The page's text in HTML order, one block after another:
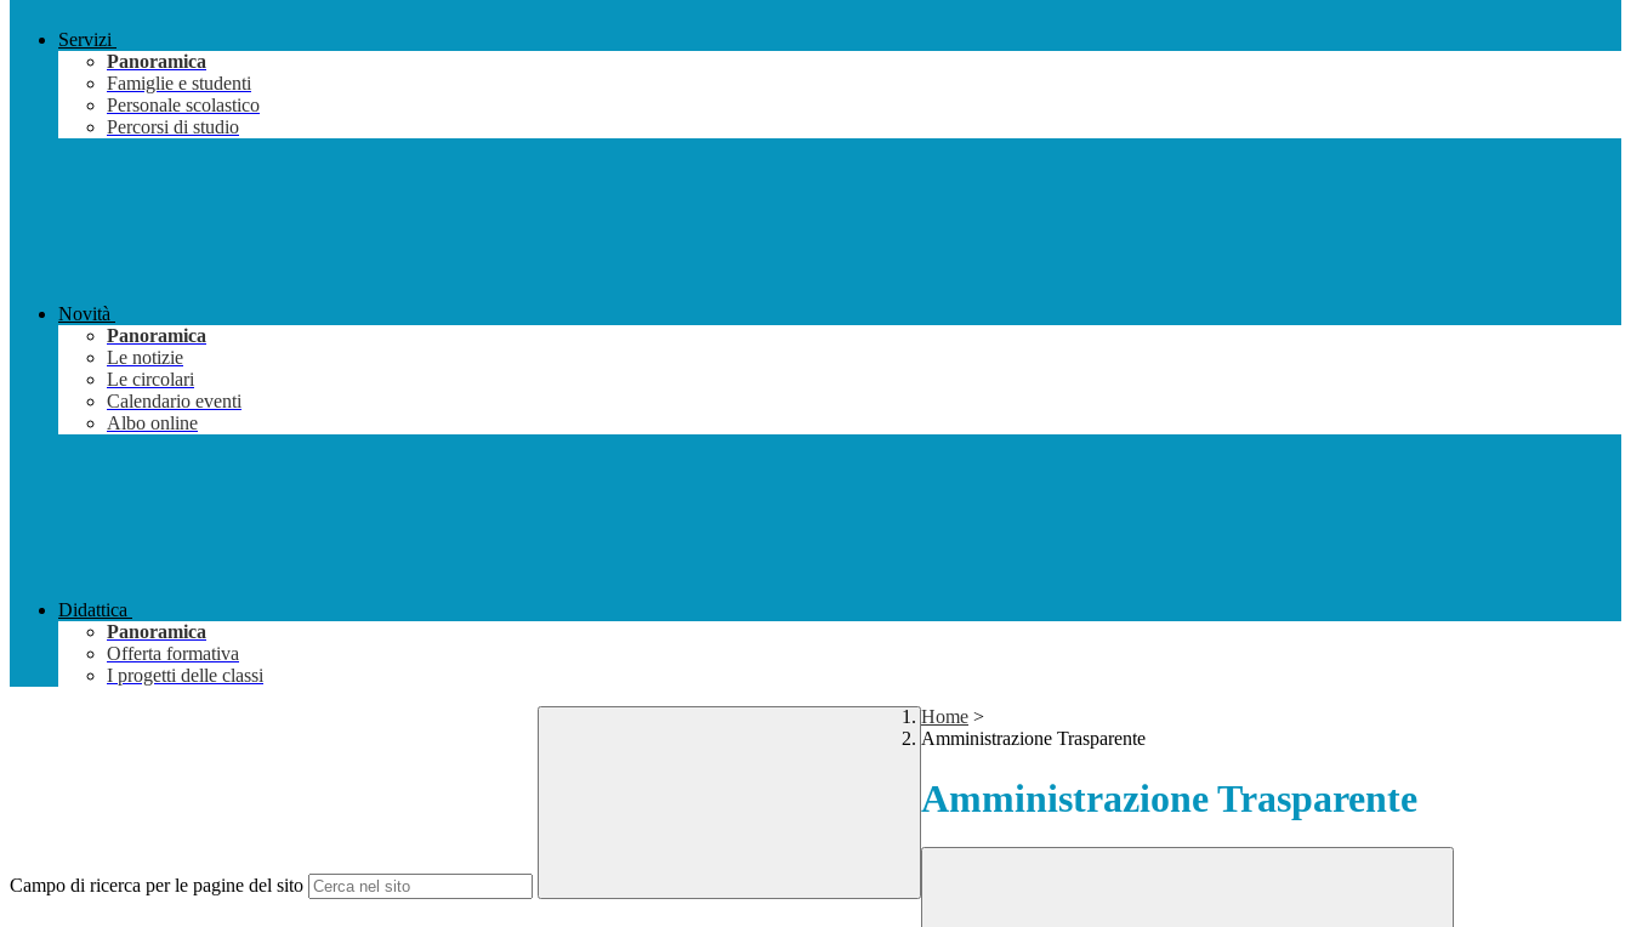
Servizi
Panoramica
Famiglie e studenti
Personale scolastico
Percorsi di studio
Novità
Panoramica
Le notizie
Le circolari
Calendario eventi
Albo online
Didattica
Panoramica
Offerta formativa
I progetti delle classi
Campo di ricerca per le pagine del sito
Home >
Amministrazione Trasparente
Amministrazione Trasparente